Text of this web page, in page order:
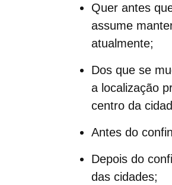
Quer antes
assume
atualmente;
Dos que se
a localização
centro da
Antes do
Depois do
das cidades;